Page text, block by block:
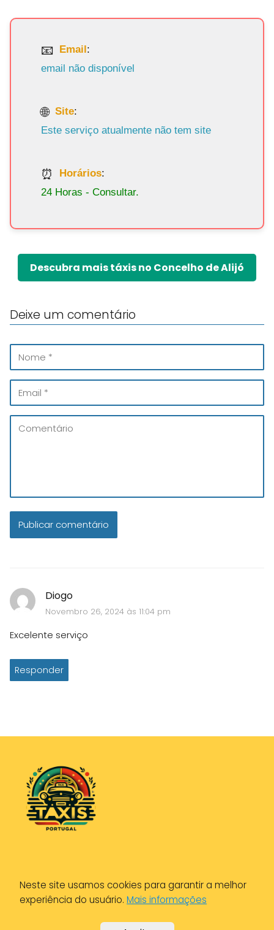
Email:
email não disponível
Site:
Este serviço atualmente não tem site
Horários:
24 Horas - Consultar.
Descubra mais táxis no Concelho de Alijó
Diogo
Novembro 26, 2024 às 11:04 pm
Excelente serviço
Responder
Deixe um comentário
Política de Privacidade
Política de Cookies
Neste site usamos cookies para garantir a melhor
experiência do usuário. Mais informações